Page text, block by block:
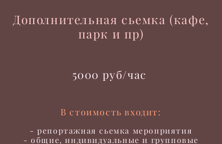
Дополнительная сьемка (кафе,
парк и пр)
5000 руб/час
В стоимость входит:
- репортажная сьемка мероприятия
- общие, индивидуальные и групповые